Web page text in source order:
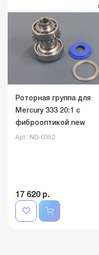
Роторная группа для
Mercury 333 20:1 с
фиброоптикой new
Арт.: ND-0352
17 620 р.